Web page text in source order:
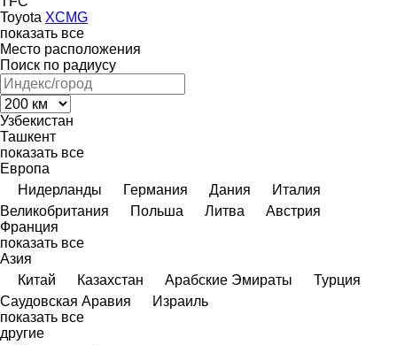
Toyota XCMG
показать все
Место расположения
Поиск по радиусу
Узбекистан
Ташкент
показать все
Европа
Нидерланды
Германия Дания
Италия
Великобритания
Польша Литва
Австрия
Франция
показать все
Азия
Китай
Казахстан Арабские Эмираты
Турция
Саудовская Аравия
Израиль
показать все
другие